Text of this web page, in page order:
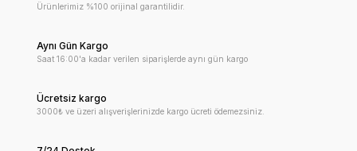
Ürünlerimiz %100 orijinal garantilidir.
Aynı Gün Kargo
Saat 16:00'a kadar verilen siparişlerde aynı gün kargo
Ücretsiz kargo
3000₺ ve üzeri alışverişlerinizde kargo ücreti ödemezsiniz.